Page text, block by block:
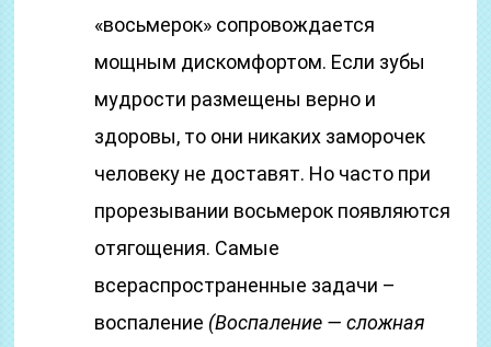
«восьмерок» сопровождается
мощным дискомфортом. Если зубы
мудрости размещены верно и
здоровы, то они никаких заморочек
человеку не доставят. Но часто при
прорезывании восьмерок появляются
отягощения. Самые
всераспространенные задачи –
воспаление (Воспаление — сложная